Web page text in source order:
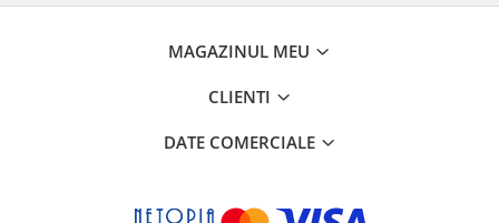
MAGAZINUL MEU
CLIENTI
DATE COMERCIALE